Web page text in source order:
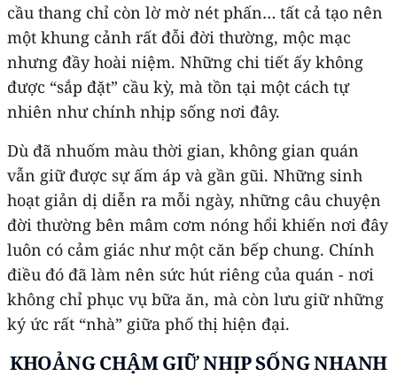
cầu thang chỉ còn lờ mờ nét phấn… tất cả tạo nên
một khung cảnh rất đỗi đời thường, mộc mạc
nhưng đầy hoài niệm. Những chi tiết ấy không
được “sắp đặt” cầu kỳ, mà tồn tại một cách tự
nhiên như chính nhịp sống nơi đây.
Dù đã nhuốm màu thời gian, không gian quán
vẫn giữ được sự ấm áp và gần gũi. Những sinh
hoạt giản dị diễn ra mỗi ngày, những câu chuyện
đời thường bên mâm cơm nóng hổi khiến nơi đây
luôn có cảm giác như một căn bếp chung. Chính
điều đó đã làm nên sức hút riêng của quán - nơi
không chỉ phục vụ bữa ăn, mà còn lưu giữ những
ký ức rất “nhà” giữa phố thị hiện đại.
KHOẢNG CHẬM GIỮ NHỊP SỐNG NHANH